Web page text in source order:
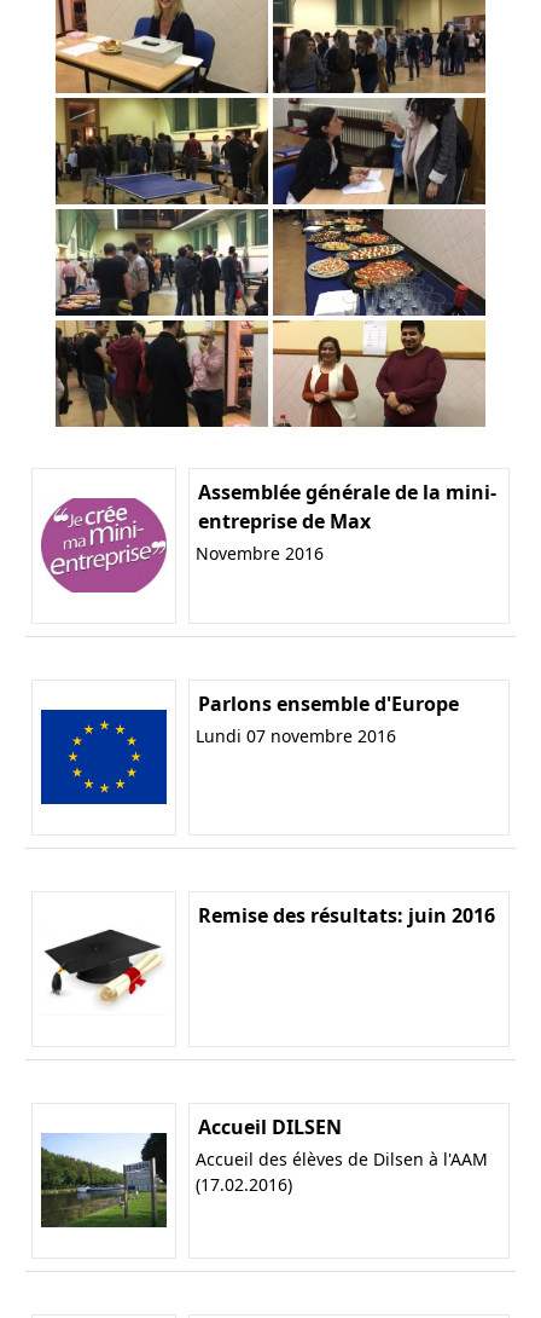
Assemblée générale de la mini-
entreprise de Max
Novembre 2016
Parlons ensemble d'Europe
Lundi 07 novembre 2016
Remise des résultats: juin 2016
Accueil DILSEN
Accueil des élèves de Dilsen à l'AAM
(17.02.2016)